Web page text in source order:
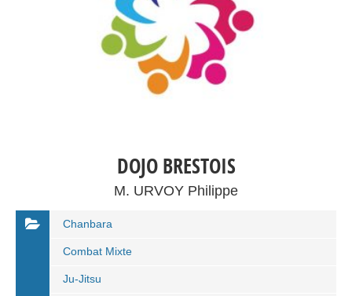
DOJO BRESTOIS
M. URVOY Philippe
Chanbara
Combat Mixte
Ju-Jitsu